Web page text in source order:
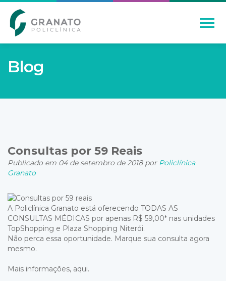
Blog
Consultas por 59 Reais
Publicado em 04 de setembro de 2018 por Policlínica
Granato
A Policlínica Granato está oferecendo TODAS AS
CONSULTAS MÉDICAS por apenas R$ 59,00* nas unidades
TopShopping e Plaza Shopping Niterói.
Não perca essa oportunidade. Marque sua consulta agora
mesmo.
Mais informações, aqui.